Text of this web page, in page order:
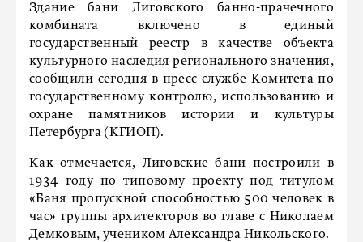
Здание бани Лиговского банно-прачечного
комбината включено в единый
государственный реестр в качестве объекта
культурного наследия регионального значения,
сообщили сегодня в пресс-службе Комитета по
государственному контролю, использованию и
охране памятников истории и культуры
Петербурга (КГИОП).
Как отмечается, Лиговские бани построили в
1934 году по типовому проекту под титулом
«Баня пропускной способностью 500 человек в
час» группы архитекторов во главе с Николаем
Демковым, учеником Александра Никольского.